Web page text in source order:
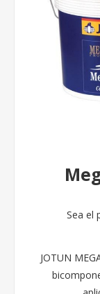
Sea el
JOTUN